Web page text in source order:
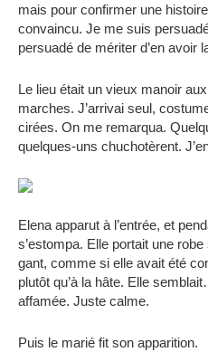
mais pour confirmer une
convaincu. Je me suis
persuadé de mériter d’en avoir
Le lieu était un vieux manoir
marches. J’arrivai seul,
cirées. On me remarqua.
quelques-uns chuchotèrent.
Elena apparut à l’entrée, et
s’estompa. Elle portait une
gant, comme si elle avait été
plutôt qu’à la hâte. Elle
affamée. Juste calme.
Puis le marié fit son apparition.